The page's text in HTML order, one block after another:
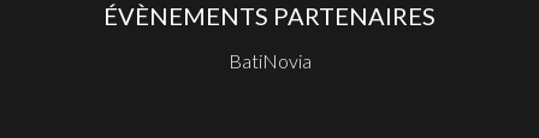
ÉVÈNEMENTS PARTENAIRES
BatiNovia